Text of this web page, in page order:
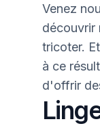
Venez
découvrir
tricoter.
à ce
d'offrir